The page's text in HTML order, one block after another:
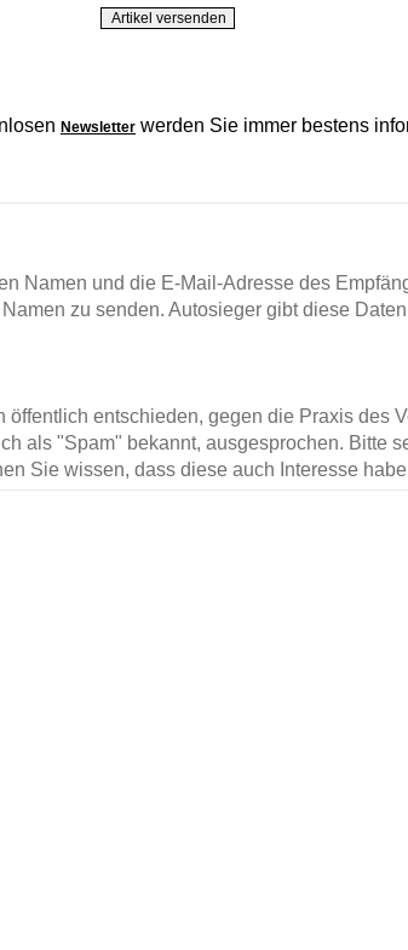
Newsletter werden Sie immer bestens
Namen und die E-Mail-Adresse des
zu senden. Autosieger gibt diese
öffentlich entschieden, gegen die Praxis des
als "Spam" bekannt, ausgesprochen. Bitte
Sie wissen, dass diese auch Interesse